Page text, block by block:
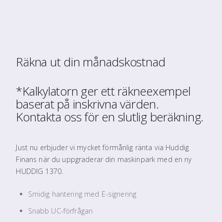
Räkna ut din månadskostnad
*Kalkylatorn ger ett räkneexempel
baserat på inskrivna värden.
Kontakta oss för en slutlig beräkning.
Just nu erbjuder vi mycket förmånlig ränta via Huddig
Finans när du uppgraderar din maskinpark med en ny
HUDDIG 1370.
Smidig hantering med E-signering
Snabb UC-förfrågan